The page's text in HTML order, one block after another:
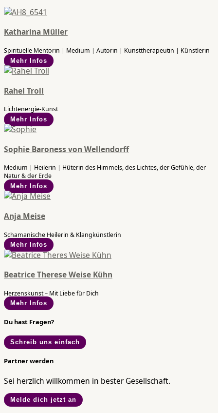
Katharina Müller
Spirituelle Mentorin | Medium | Autorin | Kunsttherapeutin | Künstlerin
Mehr Infos
Rahel Troll
Lichtenergie-Kunst
Mehr Infos
Sophie Baroness von Wellendorff
Medium | Heilerin | Hüterin des Himmels, des Lichtes, der Gefühle, der
Natur & der Erde
Mehr Infos
Anja Meise
Schamanische Heilerin & Klangkünstlerin
Mehr Infos
Beatrice Therese Weise Kühn
Herzenskunst – Mit Liebe für Dich
Mehr Infos
Du hast Fragen?
Schreib uns einfach
Partner werden
Sei herzlich willkommen in bester Gesellschaft.
Melde dich jetzt an